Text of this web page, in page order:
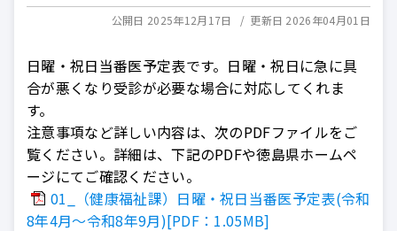
公開日 2025年12月17日 更新日 2026年04月01日
日曜・祝日当番医予定表です。日曜・祝日に急に具
合が悪くなり受診が必要な場合に対応してくれま
す。
注意事項など詳しい内容は、次のPDFファイルをご
覧ください。詳細は、下記のPDFや徳島県ホームペ
ージにてご確認ください。
01_（健康福祉課）日曜・祝日当番医予定表(令和
8年4月～令和8年9月)[PDF：1.05MB]